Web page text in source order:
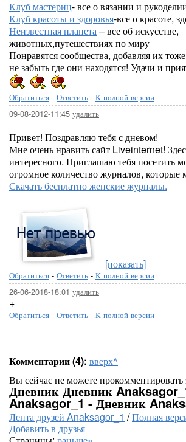
Клуб мастериц- все о вязании и
Клуб красоты и здоровья-все о красоте,
Неизвестная планета– все об искусстве,
животных,путешествиях по миру
Понравятся сообщества, добавляя их
не забыть где они находятся! Удачи и
Обратиться - Ответить - К полной версии
09-08-2012-11:45 удалить
Привет! Поздравляю тебя с дневом!
Мне очень нравить сайт Liveinternet!
интересного. Приглашаю тебя посетить
огромное количество журналов, которые
Скачать бесплатно женские журналы.
[показать]
Обратиться - Ответить - К полной версии
26-06-2018-18:01 удалить
+
Обратиться - Ответить - К полной версии
Комментарии (4): вверх^
Вы сейчас не можете прокомментировать
Дневник Дневник
Anaksagor_1 - Дневник
Лента друзей Anaksagor_1 /Полная
Добавить в друзья